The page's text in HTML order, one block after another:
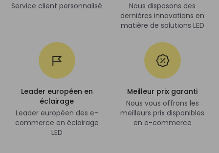
Service client personnalisé
Nous disposons des
dernières innovations en
matière de solutions LED
Leader européen en
éclairage
Leader européen des e-
commerce en éclairage
LED
Meilleur prix garanti
Nous vous offrons les
meilleurs prix disponibles
en e-commerce